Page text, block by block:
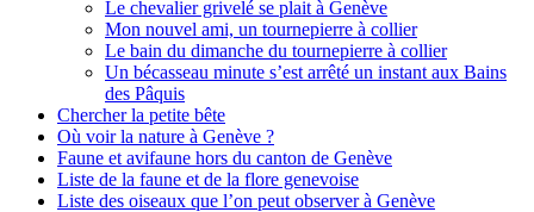
Le chevalier grivelé se plait à Genève
Mon nouvel ami, un tournepierre à collier
Le bain du dimanche du tournepierre à collier
Un bécasseau minute s’est arrêté un instant aux Bains
des Pâquis
Chercher la petite bête
Où voir la nature à Genève ?
Faune et avifaune hors du canton de Genève
Liste de la faune et de la flore genevoise
Liste des oiseaux que l’on peut observer à Genève